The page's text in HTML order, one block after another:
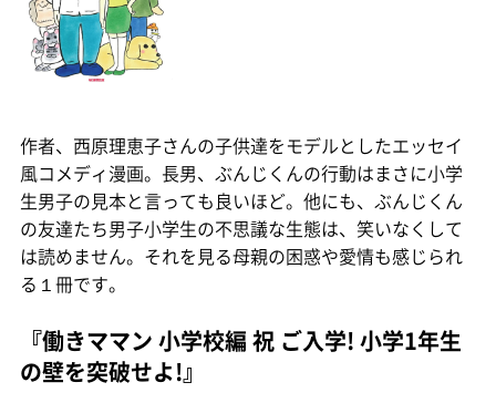
作者、西原理恵子さんの子供達をモデルとしたエッセイ
風コメディ漫画。長男、ぶんじくんの行動はまさに小学
生男子の見本と言っても良いほど。他にも、ぶんじくん
の友達たち男子小学生の不思議な生態は、笑いなくして
は読めません。それを見る母親の困惑や愛情も感じられ
る１冊です。
『働きママン 小学校編 祝 ご入学! 小学1年生
の壁を突破せよ!』